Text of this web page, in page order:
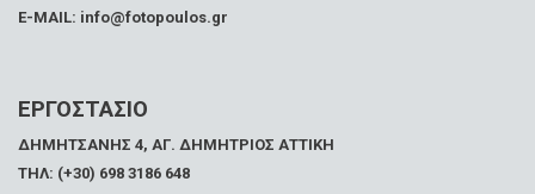
E-MAIL: info@fotopoulos.gr
ΕΡΓΟΣΤΑΣΙΟ
ΔΗΜΗΤΣΑΝΗΣ 4, ΑΓ. ΔΗΜΗΤΡΙΟΣ ΑΤΤΙΚΗ
ΤΗΛ: (+30) 698 3186 648